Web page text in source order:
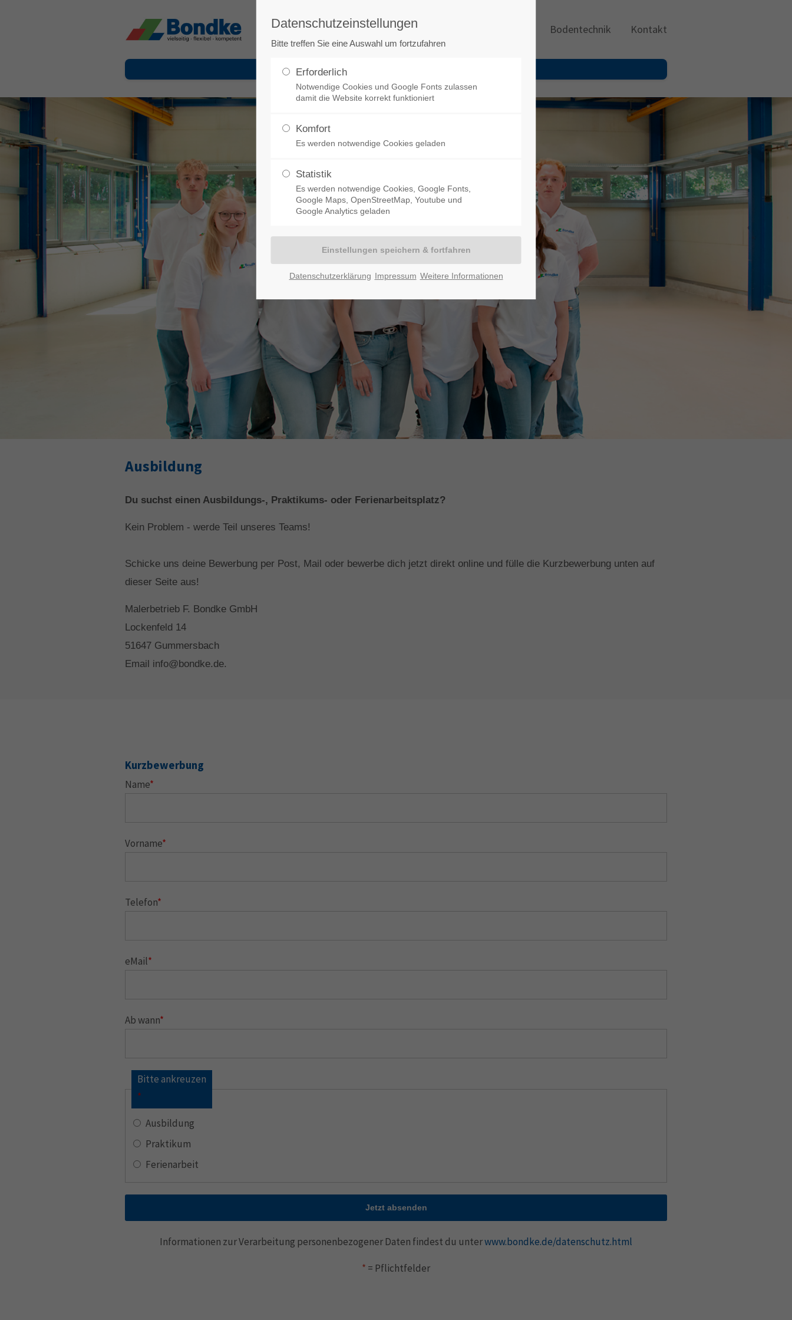
Unternehmen Raumdesign Bodentechnik Kontakt
Ausbildung
Du suchst einen Ausbildungs-, Praktikums- oder Ferienarbeitsplatz?
Kein Problem - werde Teil unseres Teams!
Schicke uns deine Bewerbung per Post, Mail oder bewerbe dich jetzt direkt online und fülle die Kurzbewerbung unten auf
dieser Seite aus!
Malerbetrieb F. Bondke GmbH
Lockenfeld 14
51647 Gummersbach
Email info@bondke.de.
Kurzbewerbung
Name*
Vorname*
Telefon*
eMail*
Ab wann*
Bitte ankreuzen
*
Ausbildung
Praktikum
Ferienarbeit
Jetzt absenden
Informationen zur Verarbeitung personenbezogener Daten findest du unterwww.bondke.de/datenschutz.html
* = Pflichtfelder
Datenschutzeinstellungen
Bitte treffen Sie eine Auswahl um fortzufahren
Erforderlich
Notwendige Cookies und Google Fonts zulassen
damit die Website korrekt funktioniert
Komfort
Es werden notwendige Cookies geladen
Statistik
Es werden notwendige Cookies, Google Fonts,
Google Maps, OpenStreetMap, Youtube und
Google Analytics geladen
Datenschutzerklärung Impressum Weitere Informationen